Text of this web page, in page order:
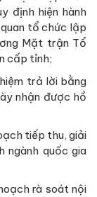
định hiện hành
tổ chức lập
Mặt trận Tổ
cấp tỉnh;
trả lời bằng
nhận được hồ
tiếp thu, giải
ngành quốc gia
rà soát nội